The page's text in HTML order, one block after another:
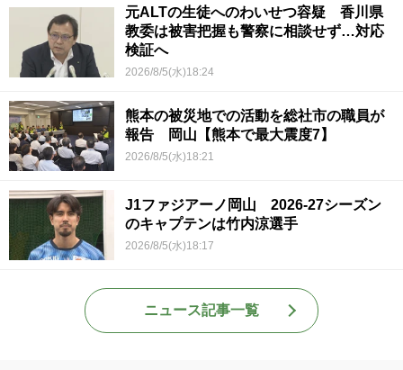
元ALTの生徒へのわいせつ容疑 香川県
教委は被害把握も警察に相談せず…対応
検証へ
2026/8/5(水)18:24
熊本の被災地での活動を総社市の職員が
報告 岡山【熊本で最大震度7】
2026/8/5(水)18:21
J1ファジアーノ岡山 2026-27シーズン
のキャプテンは竹内涼選手
2026/8/5(水)18:17
ニュース記事一覧